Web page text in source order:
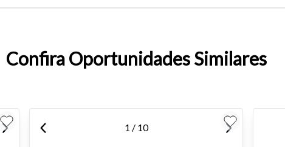
do texto
ou diminuir a fonte em nosso site, utilize os atalhos Ctrl+ (para
e Ctrl- (para diminuir) no seu teclado.
Confira Oportunidades Similares
1 / 10